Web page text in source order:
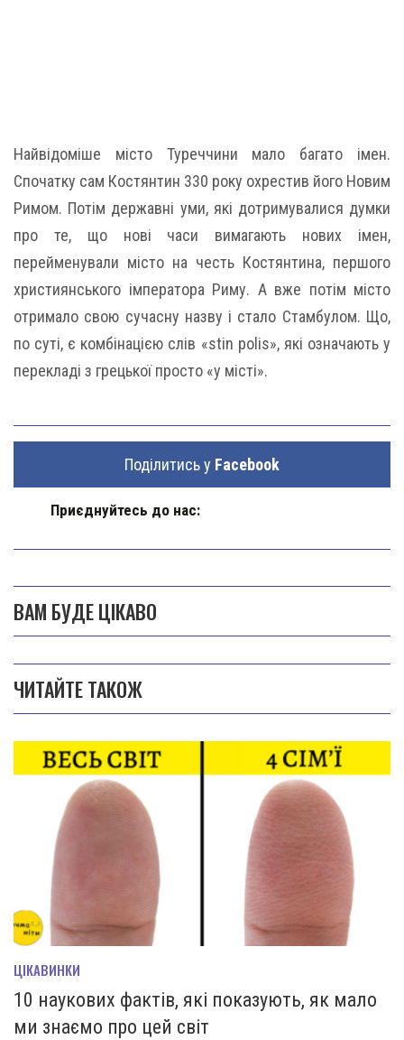
Найвідоміше місто Туреччини мало багато імен.
Спочатку сам Костянтин 330 року охрестив його Новим
Римом. Потім державні уми, які дотримувалися думки
про те, що нові часи вимагають нових імен,
перейменували місто на честь Костянтина, першого
християнського імператора Риму. А вже потім місто
отримало свою сучасну назву і стало Стамбулом. Що,
по суті, є комбінацією слів «stin polis», які означають у
перекладі з грецької просто «у місті».
Поділитись у Facebook
Приєднуйтесь до нас:
ВАМ БУДЕ ЦІКАВО
ЧИТАЙТЕ ТАКОЖ
ЦІКАВИНКИ
10 наукових фактів, які показують, як мало
ми знаємо про цей світ